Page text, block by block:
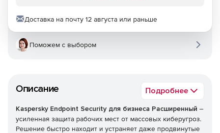
Описание Подробнее
Kaspersky Endpoint Security для бизнеса Расширенный –
усиленная защита рабочих мест от массовых киберугроз.
Решение быстро находит и устраняет даже продвинутые
Доставка на почту 12 августа или раньше
Поможем с выбором